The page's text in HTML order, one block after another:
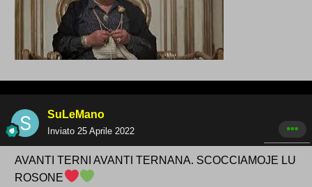
SuLeMano
Inviato 25 Aprile 2022
AVANTI TERNI AVANTI TERNANA. SCOCCIAMOJE LU
ROSONE